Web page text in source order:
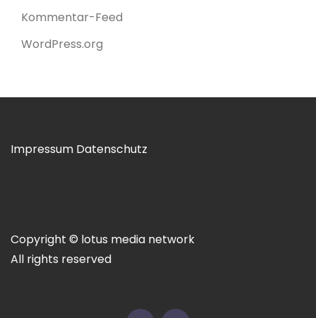
Kommentar-Feed
WordPress.org
Impressum Datenschutz
Copyright © lotus media network
All rights reserved